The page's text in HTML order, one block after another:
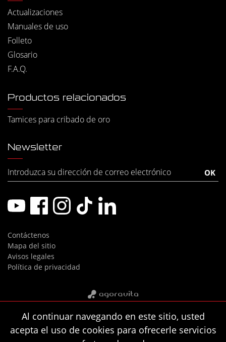
Al continuar navegando en este sitio, usted
acepta el uso de cookies para ofrecerle servicios
Actualizaciones
Manuales de uso
Folleto
Glosario
F.A.Q.
Productos relacionados
Tamices para cribado de oro
Newsletter
Contáctenos
Mapa del sitio
Avisos legales
Política de privacidad